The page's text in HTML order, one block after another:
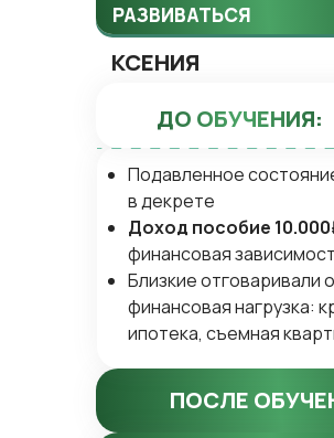
РАЗВИВАТЬСЯ
КСЕНИЯ
ДО ОБУЧЕНИЯ:
Подавленное
в декрете
Доход пособие
финансовая
Близкие отговаривали
финансовая нагрузка:
ипотека, съемная
ПОСЛЕ